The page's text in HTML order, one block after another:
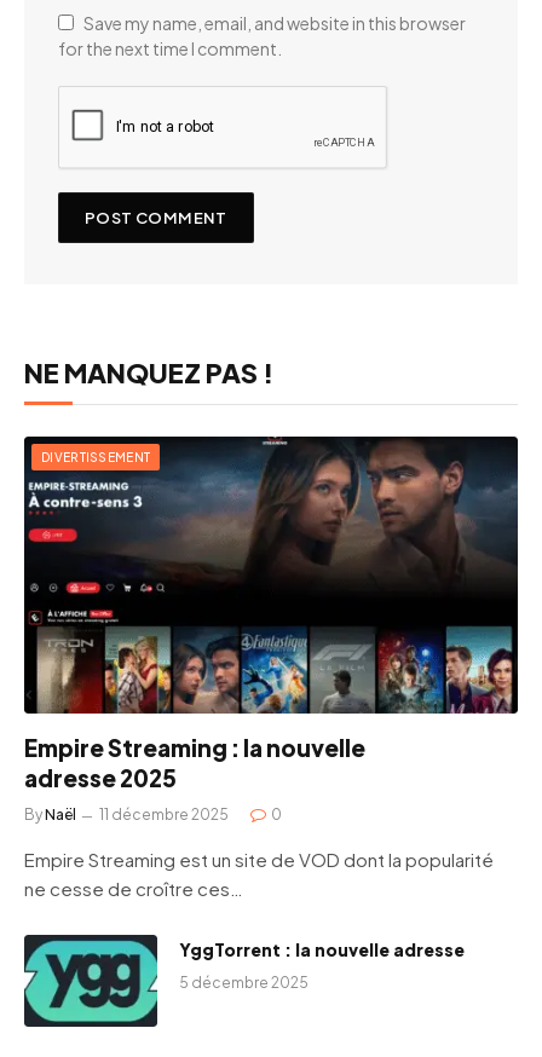
Save my name, email, and website in this browser
for the next time I comment.
NE MANQUEZ PAS !
DIVERTISSEMENT
Empire Streaming : la nouvelle
adresse 2025
ByNaël 11 décembre 2025 0
Empire Streaming est un site de VOD dont la popularité
ne cesse de croître ces…
YggTorrent : la nouvelle adresse
5 décembre 2025